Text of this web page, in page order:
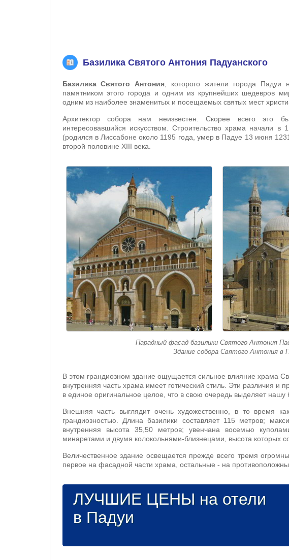
Базилика Святого Антония Падуанского
Базилика Святого Антония , которого жители города Падуи
памятником этого города и одним из крупнейших шедевров
одним из наиболее знаменитых и посещаемых святых мест
Архитектор собора нам неизвестен. Скорее всего это
интересовавшийся искусством. Строительство храма начали
(родился в Лиссабоне около 1195 года, умер в Падуе 13 июня
второй половине XIII века.
Парадный фасад базилики Святого Антония
Здание собора Святого Антония в
В этом грандиозном здание ощущается сильное влияние храма
внутренняя часть храма имеет готический стиль. Эти различия и
в единое оригинальное целое, что в свою очередь выделяет нашу
Внешняя часть выглядит очень художественно, в то время как
грандиозностью. Длина базилики составляет 115 метров;
внутренняя высота 35,50 метров; увенчана восемью
минаретами и двумя колокольнями-близнецами, высота которых
Величественное здание освещается прежде всего тремя
первое на фасадной части храма, остальные - на
ЛУЧШИЕ ЦЕНЫ на отели
в Падуи